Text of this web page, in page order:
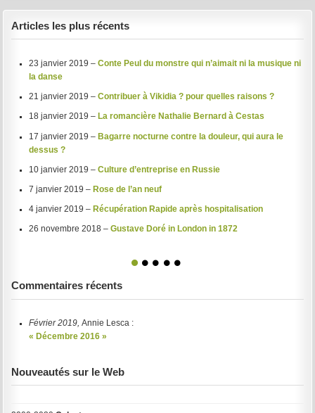
Articles les plus récents
23 janvier 2019 – Conte Peul du monstre qui n’aimait ni la musique ni
la danse
21 janvier 2019 – Contribuer à Vikidia ? pour quelles raisons ?
18 janvier 2019 – La romancière Nathalie Bernard à Cestas
17 janvier 2019 – Bagarre nocturne contre la douleur, qui aura le
dessus ?
10 janvier 2019 – Culture d’entreprise en Russie
7 janvier 2019 – Rose de l’an neuf
4 janvier 2019 – Récupération Rapide après hospitalisation
26 novembre 2018 – Gustave Doré in London in 1872
1 2 3 4 5
Commentaires récents
Février 2019, Annie Lesca :
« Décembre 2016 »
Nouveautés sur le Web